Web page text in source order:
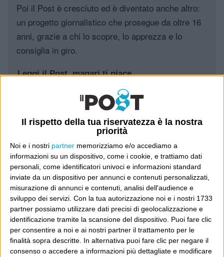
Il rispetto della tua riservatezza è la nostra
priorità
Noi e i nostri partner memorizziamo e/o accediamo a
informazioni su un dispositivo, come i cookie, e trattiamo dati
personali, come identificatori univoci e informazioni standard
inviate da un dispositivo per annunci e contenuti personalizzati,
misurazione di annunci e contenuti, analisi dell'audience e
sviluppo dei servizi. Con la tua autorizzazione noi e i nostri 1733
partner possiamo utilizzare dati precisi di geolocalizzazione e
identificazione tramite la scansione del dispositivo. Puoi fare clic
per consentire a noi e ai nostri partner il trattamento per le
finalità sopra descritte. In alternativa puoi fare clic per negare il
consenso o accedere a informazioni più dettagliate e modificare
Poi il Post è cresciuto ed è diventato anche altro:
un progetto giornalistico che prosegue da oltre 16
anni, grazie a chi lo scopre, lo apprezza e lo
consiglia in giro.
Leggi il Post, magari ti piace
POST PRECEDENTE
Ruoli
POST SUCCESSIVO
Bene
E per i regali di Natale